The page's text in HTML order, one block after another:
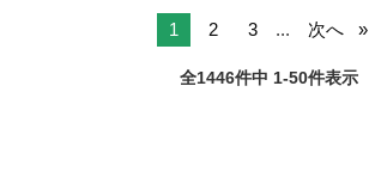
1 2 3 ... 次へ
全1446件中 1-50件表示